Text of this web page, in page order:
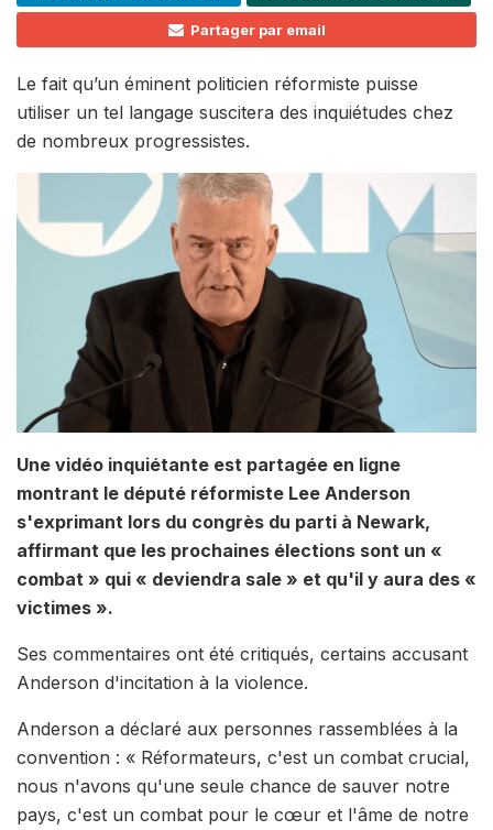
Partager par email
Le fait qu’un éminent politicien réformiste puisse
utiliser un tel langage suscitera des inquiétudes chez
de nombreux progressistes.
Une vidéo inquiétante est partagée en ligne
montrant le député réformiste Lee Anderson
s'exprimant lors du congrès du parti à Newark,
affirmant que les prochaines élections sont un «
combat » qui « deviendra sale » et qu'il y aura des «
victimes ».
Ses commentaires ont été critiqués, certains accusant
Anderson d'incitation à la violence.
Anderson a déclaré aux personnes rassemblées à la
convention : « Réformateurs, c'est un combat crucial,
nous n'avons qu'une seule chance de sauver notre
pays, c'est un combat pour le cœur et l'âme de notre